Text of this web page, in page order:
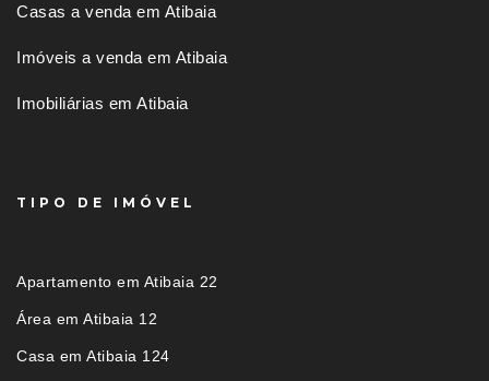
Casas a venda em Atibaia
Imóveis a venda em Atibaia
Imobiliárias em Atibaia
TIPO DE IMÓVEL
Apartamento em Atibaia 22
Área em Atibaia 12
Casa em Atibaia 124